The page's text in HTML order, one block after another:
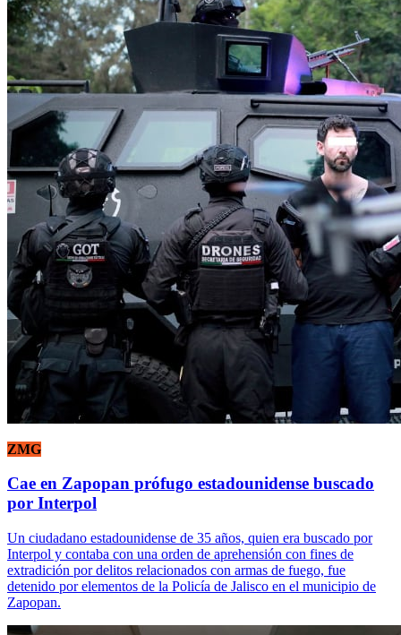
ZMG
Cae en Zapopan prófugo estadounidense buscado
por Interpol
Un ciudadano estadounidense de 35 años, quien era buscado por
Interpol y contaba con una orden de aprehensión con fines de
extradición por delitos relacionados con armas de fuego, fue
detenido por elementos de la Policía de Jalisco en el municipio de
Zapopan.